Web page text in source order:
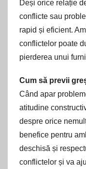
Deși orice relație
conflicte sau
rapid și eficient.
conflictelor poate
pierderea unui
Cum să previi
Când apar
atitudine
despre orice
benefice pentru
deschisă și
conflictelor și va